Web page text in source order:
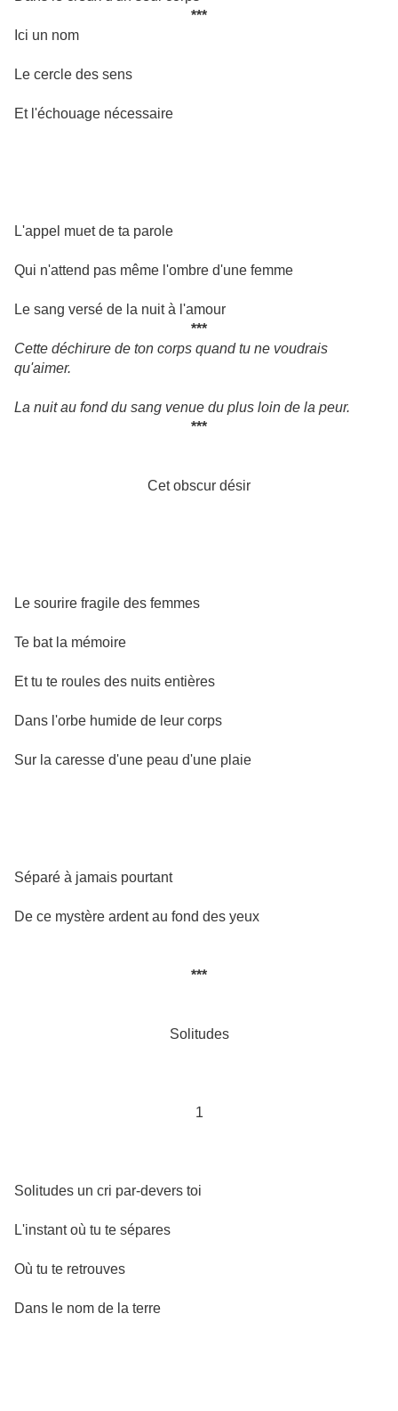
***
Ici un nom
Le cercle des sens
Et l'échouage nécessaire
L'appel muet de ta parole
Qui n'attend pas même l'ombre d'une femme
Le sang versé de la nuit à l'amour
***
Cette déchirure de ton corps quand tu ne voudrais
qu'aimer.
La nuit au fond du sang venue du plus loin de la peur.
***
Cet obscur désir
Le sourire fragile des femmes
Te bat la mémoire
Et tu te roules des nuits entières
Dans l'orbe humide de leur corps
Sur la caresse d'une peau d'une plaie
Séparé à jamais pourtant
De ce mystère ardent au fond des yeux
***
Solitudes
1
Solitudes un cri par-devers toi
L'instant où tu te sépares
Où tu te retrouves
Dans le nom de la terre